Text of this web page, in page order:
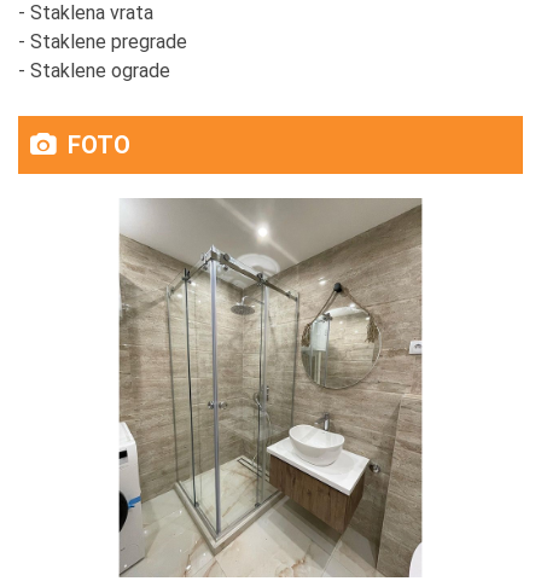
- Staklena vrata
- Staklene pregrade
- Staklene ograde
FOTO